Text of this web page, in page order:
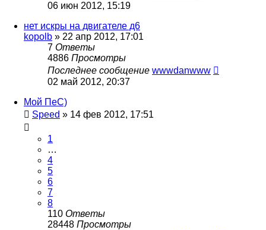
06 июн 2012, 15:19
нет искры на двигателе д6
kopolb » 22 апр 2012, 17:01
7 Ответы
4886 Просмотры
Последнее сообщение wwwdanwww
02 май 2012, 20:37
Мой ПеС)
Speed » 14 фев 2012, 17:51
1
…
4
5
6
7
8
110 Ответы
28448 Просмотры